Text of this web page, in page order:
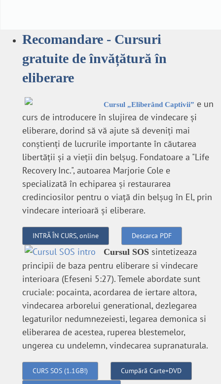
Recomandare - Cursuri
gratuite de învățătură în
eliberare
Cursul „Eliberând Captivii” e un
curs de introducere în slujirea de vindecare și
eliberare, dorind să vă ajute să deveniţi mai
conştienţi de lucrurile importante în căutarea
libertăţii şi a vieţii din belşug. Fondatoare a "Life
Recovery Inc.", autoarea Marjorie Cole e
specializată în echiparea şi restaurarea
credinciosilor pentru o viaţă din belşug în El, prin
vindecare interioară şi eliberare.
INTRĂ ÎN CURS, online Descarca PDF
Cursul SOS sintetizeaza
principii de baza pentru eliberare si vindecare
interioara (Efeseni 5:27). Temele abordate sunt
cruciale: pocainta, acordarea de iertare altora,
vindecarea arborelui generational, dezlegarea
legaturilor nedumnezeiesti, legarea demonica si
eliberarea de acestea, ruperea blestemelor,
ungerea cu undelemn, vindecarea supranaturala.
CURS SOS (1.1GB!) Cumpără Carte+DVD